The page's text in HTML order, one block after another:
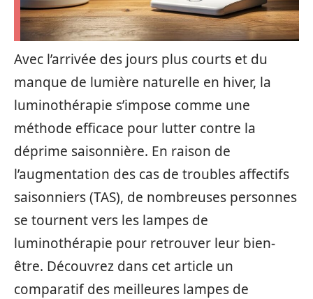
Avec l’arrivée des jours plus courts et du
manque de lumière naturelle en hiver, la
luminothérapie s’impose comme une
méthode efficace pour lutter contre la
déprime saisonnière. En raison de
l’augmentation des cas de troubles affectifs
saisonniers (TAS), de nombreuses personnes
se tournent vers les lampes de
luminothérapie pour retrouver leur bien-
être. Découvrez dans cet article un
comparatif des meilleures lampes de